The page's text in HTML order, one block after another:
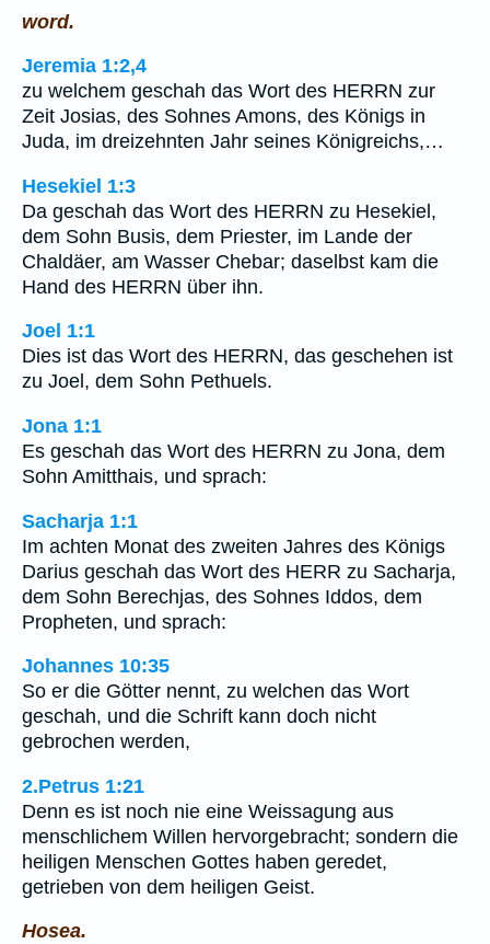
word.
Jeremia 1:2,4
zu welchem geschah das Wort des HERRN zur
Zeit Josias, des Sohnes Amons, des Königs in
Juda, im dreizehnten Jahr seines Königreichs,…
Hesekiel 1:3
Da geschah das Wort des HERRN zu Hesekiel,
dem Sohn Busis, dem Priester, im Lande der
Chaldäer, am Wasser Chebar; daselbst kam die
Hand des HERRN über ihn.
Joel 1:1
Dies ist das Wort des HERRN, das geschehen ist
zu Joel, dem Sohn Pethuels.
Jona 1:1
Es geschah das Wort des HERRN zu Jona, dem
Sohn Amitthais, und sprach:
Sacharja 1:1
Im achten Monat des zweiten Jahres des Königs
Darius geschah das Wort des HERR zu Sacharja,
dem Sohn Berechjas, des Sohnes Iddos, dem
Propheten, und sprach:
Johannes 10:35
So er die Götter nennt, zu welchen das Wort
geschah, und die Schrift kann doch nicht
gebrochen werden,
2.Petrus 1:21
Denn es ist noch nie eine Weissagung aus
menschlichem Willen hervorgebracht; sondern die
heiligen Menschen Gottes haben geredet,
getrieben von dem heiligen Geist.
Hosea.